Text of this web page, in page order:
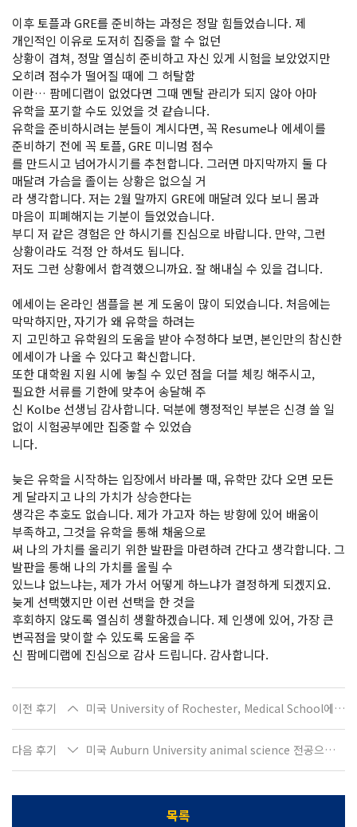
이후 토플과 GRE를 준비하는 과정은 정말 힘들었습니다. 제
개인적인 이유로 도저히 집중을 할 수 없던
상황이 겹쳐, 정말 열심히 준비하고 자신 있게 시험을 보았었지만
오히려 점수가 떨어질 때에 그 허탈함
이란… 팜메디랩이 없었다면 그때 멘탈 관리가 되지 않아 아마
유학을 포기할 수도 있었을 것 같습니다.
유학을 준비하시려는 분들이 계시다면, 꼭 Resume나 에세이를
준비하기 전에 꼭 토플, GRE 미니멈 점수
를 만드시고 넘어가시기를 추천합니다. 그러면 마지막까지 둘 다
매달려 가슴을 졸이는 상황은 없으실 거
라 생각합니다. 저는 2월 말까지 GRE에 매달려 있다 보니 몸과
마음이 피폐해지는 기분이 들었었습니다.
부디 저 같은 경험은 안 하시기를 진심으로 바랍니다. 만약, 그런
상황이라도 걱정 안 하셔도 됩니다.
저도 그런 상황에서 합격했으니까요. 잘 해내실 수 있을 겁니다.
에세이는 온라인 샘플을 본 게 도움이 많이 되었습니다. 처음에는
막막하지만, 자기가 왜 유학을 하려는
지 고민하고 유학원의 도움을 받아 수정하다 보면, 본인만의 참신한
에세이가 나올 수 있다고 확신합니다.
또한 대학원 지원 시에 놓칠 수 있던 점을 더블 체킹 해주시고,
필요한 서류를 기한에 맞추어 송달해 주
신 Kolbe 선생님 감사합니다. 덕분에 행정적인 부분은 신경 쓸 일
없이 시험공부에만 집중할 수 있었습
니다.
늦은 유학을 시작하는 입장에서 바라볼 때, 유학만 갔다 오면 모든
게 달라지고 나의 가치가 상승한다는
생각은 추호도 없습니다. 제가 가고자 하는 방향에 있어 배움이
부족하고, 그것을 유학을 통해 채움으로
써 나의 가치를 올리기 위한 발판을 마련하려 간다고 생각합니다. 그
발판을 통해 나의 가치를 올릴 수
있느냐 없느냐는, 제가 가서 어떻게 하느냐가 결정하게 되겠지요.
늦게 선택했지만 이런 선택을 한 것을
후회하지 않도록 열심히 생활하겠습니다. 제 인생에 있어, 가장 큰
변곡점을 맞이할 수 있도록 도움을 주
신 팜메디랩에 진심으로 감사 드립니다. 감사합니다.
이전 후기 미국 University of Rochester, Medical School에 합격한 우O원입니다
다음 후기 미국 Auburn University animal science 전공으로 입학하는 한O리입니다
목록